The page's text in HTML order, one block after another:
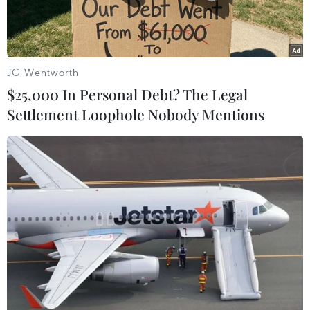
Ảnh minh họa. (Nguồn: Webmd)
Liên quan đến thông tin sai sự thật về sáu người
bị nhiễm virus corona đang cách ly cấp cứu ở
Bệnh viện Đa khoa An Phước (Bình Thuận),
chiều 28/1, Công an thành phố Phan Thiết đã
JG Wentworth
$25,000 In Personal Debt? The Legal
Settlement Loophole Nobody Mentions